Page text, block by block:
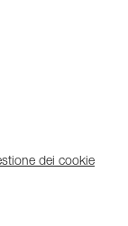
dei cookie